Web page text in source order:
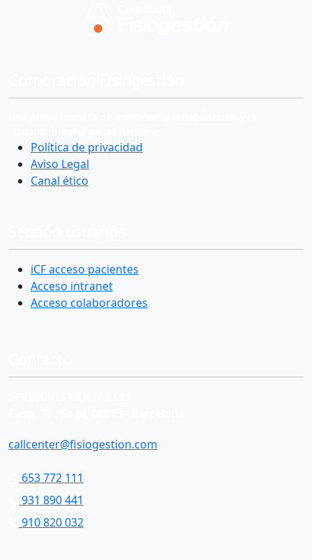
Política de privacidad
Aviso Legal
Canal ético
iCF acceso pacientes
Acceso intranet
Acceso colaboradores
callcenter@fisiogestion.com
653 772 111
931 890 441
910 820 032